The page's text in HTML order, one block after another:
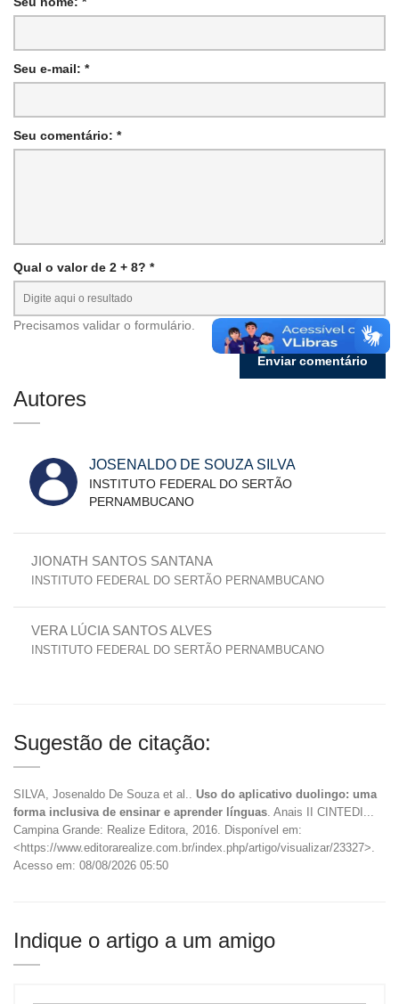
Seu e-mail: *
Seu comentário: *
Qual o valor de 2 + 8? *
Precisamos validar o formulário.
Autores
JOSENALDO DE SOUZA SILVA
INSTITUTO FEDERAL DO SERTÃO
PERNAMBUCANO
JIONATH SANTOS SANTANA
INSTITUTO FEDERAL DO SERTÃO PERNAMBUCANO
VERA LÚCIA SANTOS ALVES
INSTITUTO FEDERAL DO SERTÃO PERNAMBUCANO
Sugestão de citação:
SILVA, Josenaldo De Souza et al.. Uso do aplicativo duolingo: uma
forma inclusiva de ensinar e aprender línguas . Anais II CINTEDI...
Campina Grande: Realize Editora, 2016. Disponível em:
<https://www.editorarealize.com.br/index.php/artigo/visualizar/23327>.
Acesso em: 08/08/2026 05:50
Indique o artigo a um amigo